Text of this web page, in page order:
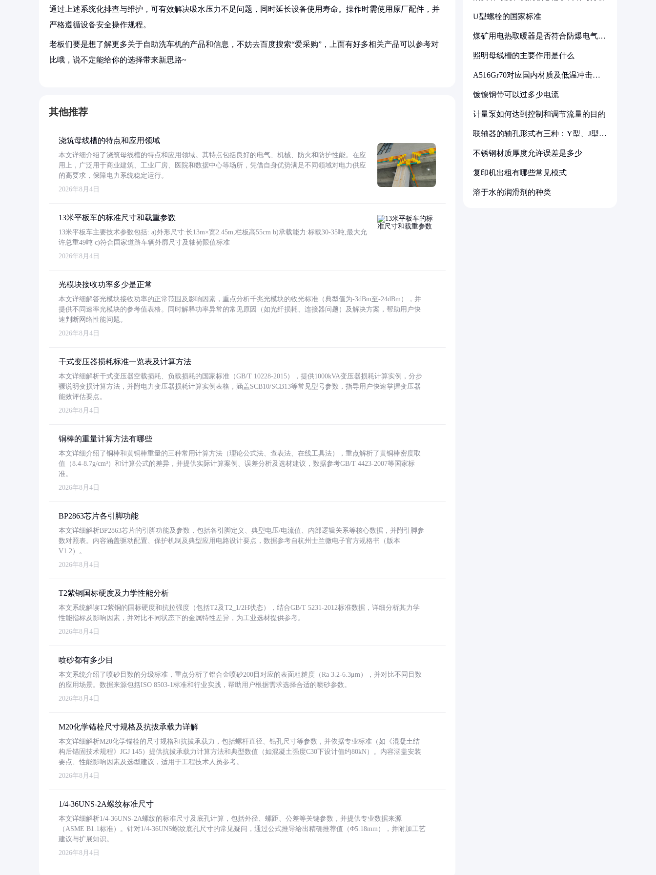
通过上述系统化排查与维护，可有效解决吸水压力不足问题，同时延长设备使用寿命。操作时需使用原厂配件，并
严格遵循设备安全操作规程。
老板们要是想了解更多关于自助洗车机的产品和信息，不妨去百度搜索“爱采购”，上面有好多相关产品可以参考对
比哦，说不定能给你的选择带来新思路~
其他推荐
浇筑母线槽的特点和应用领域
本文详细介绍了浇筑母线槽的特点和应用领域。其特点包括良好的电气、机械、防火和防护性能。在应
用上，广泛用于商业建筑、工业厂房、医院和数据中心等场所，凭借自身优势满足不同领域对电力供应
的高要求，保障电力系统稳定运行。
2026年8月4日
13米平板车的标准尺寸和载重参数
13米平板车主要技术参数包括: a)外形尺寸:长13m×宽2.45m,栏板高55cm b)承载能力:标载30-35吨,最大允
许总重49吨 c)符合国家道路车辆外廓尺寸及轴荷限值标准
2026年8月4日
光模块接收功率多少是正常
本文详细解答光模块接收功率的正常范围及影响因素，重点分析千兆光模块的收光标准（典型值为-3dBm至-24dBm），并
提供不同速率光模块的参考值表格。同时解释功率异常的常见原因（如光纤损耗、连接器问题）及解决方案，帮助用户快
速判断网络性能问题。
2026年8月4日
干式变压器损耗标准一览表及计算方法
本文详细解析干式变压器空载损耗、负载损耗的国家标准（GB/T 10228-2015），提供1000kVA变压器损耗计算实例，分步
骤说明变损计算方法，并附电力变压器损耗计算实例表格，涵盖SCB10/SCB13等常见型号参数，指导用户快速掌握变压器
能效评估要点。
2026年8月4日
铜棒的重量计算方法有哪些
本文详细介绍了铜棒和黄铜棒重量的三种常用计算方法（理论公式法、查表法、在线工具法），重点解析了黄铜棒密度取
值（8.4-8.7g/cm³）和计算公式的差异，并提供实际计算案例、误差分析及选材建议，数据参考GB/T 4423-2007等国家标
准。
2026年8月4日
BP2863芯片各引脚功能
本文详细解析BP2863芯片的引脚功能及参数，包括各引脚定义、典型电压/电流值、内部逻辑关系等核心数据，并附引脚参
数对照表。内容涵盖驱动配置、保护机制及典型应用电路设计要点，数据参考自杭州士兰微电子官方规格书（版本
V1.2）。
2026年8月4日
T2紫铜国标硬度及力学性能分析
本文系统解读T2紫铜的国标硬度和抗拉强度（包括T2及T2_1/2H状态），结合GB/T 5231-2012标准数据，详细分析其力学
性能指标及影响因素，并对比不同状态下的金属特性差异，为工业选材提供参考。
2026年8月4日
喷砂都有多少目
本文系统介绍了喷砂目数的分级标准，重点分析了铝合金喷砂200目对应的表面粗糙度（Ra 3.2-6.3μm），并对比不同目数
的应用场景。数据来源包括ISO 8503-1标准和行业实践，帮助用户根据需求选择合适的喷砂参数。
2026年8月4日
M20化学锚栓尺寸规格及抗拔承载力详解
本文详细解析M20化学锚栓的尺寸规格和抗拔承载力，包括螺杆直径、钻孔尺寸等参数，并依据专业标准（如《混凝土结
构后锚固技术规程》JGJ 145）提供抗拔承载力计算方法和典型数值（如混凝土强度C30下设计值约80kN）。内容涵盖安装
要点、性能影响因素及选型建议，适用于工程技术人员参考。
2026年8月4日
1/4-36UNS-2A螺纹标准尺寸
本文详细解析1/4-36UNS-2A螺纹的标准尺寸及底孔计算，包括外径、螺距、公差等关键参数，并提供专业数据来源
（ASME B1.1标准）。针对1/4-36UNS螺纹底孔尺寸的常见疑问，通过公式推导给出精确推荐值（Φ5.18mm），并附加工艺
建议与扩展知识。
2026年8月4日
U型螺栓的国家标准
煤矿用电热取暖器是否符合防爆电气设
照明母线槽的主要作用是什么
A516Gr70对应国内材质及低温冲击要
镀镍钢带可以过多少电流
计量泵如何达到控制和调节流量的目的
联轴器的轴孔形式有三种：Y型、J型、
不锈钢材质厚度允许误差是多少
复印机出租有哪些常见模式
溶于水的润滑剂的种类